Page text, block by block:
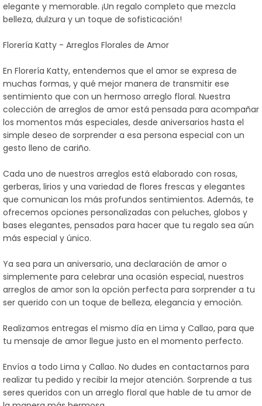
elegante y memorable. ¡Un regalo completo que mezcla
belleza, dulzura y un toque de sofisticación!
Florería Katty - Arreglos Florales de Amor
En Florería Katty, entendemos que el amor se expresa de
muchas formas, y qué mejor manera de transmitir ese
sentimiento que con un hermoso arreglo floral. Nuestra
colección de arreglos de amor está pensada para acompañar
los momentos más especiales, desde aniversarios hasta el
simple deseo de sorprender a esa persona especial con un
gesto lleno de cariño.
Cada uno de nuestros arreglos está elaborado con rosas,
gerberas, lirios y una variedad de flores frescas y elegantes
que comunican los más profundos sentimientos. Además, te
ofrecemos opciones personalizadas con peluches, globos y
bases elegantes, pensados para hacer que tu regalo sea aún
más especial y único.
Ya sea para un aniversario, una declaración de amor o
simplemente para celebrar una ocasión especial, nuestros
arreglos de amor son la opción perfecta para sorprender a tu
ser querido con un toque de belleza, elegancia y emoción.
Realizamos entregas el mismo día en Lima y Callao, para que
tu mensaje de amor llegue justo en el momento perfecto.
Envíos a todo Lima y Callao. No dudes en contactarnos para
realizar tu pedido y recibir la mejor atención. Sorprende a tus
seres queridos con un arreglo floral que hable de tu amor de